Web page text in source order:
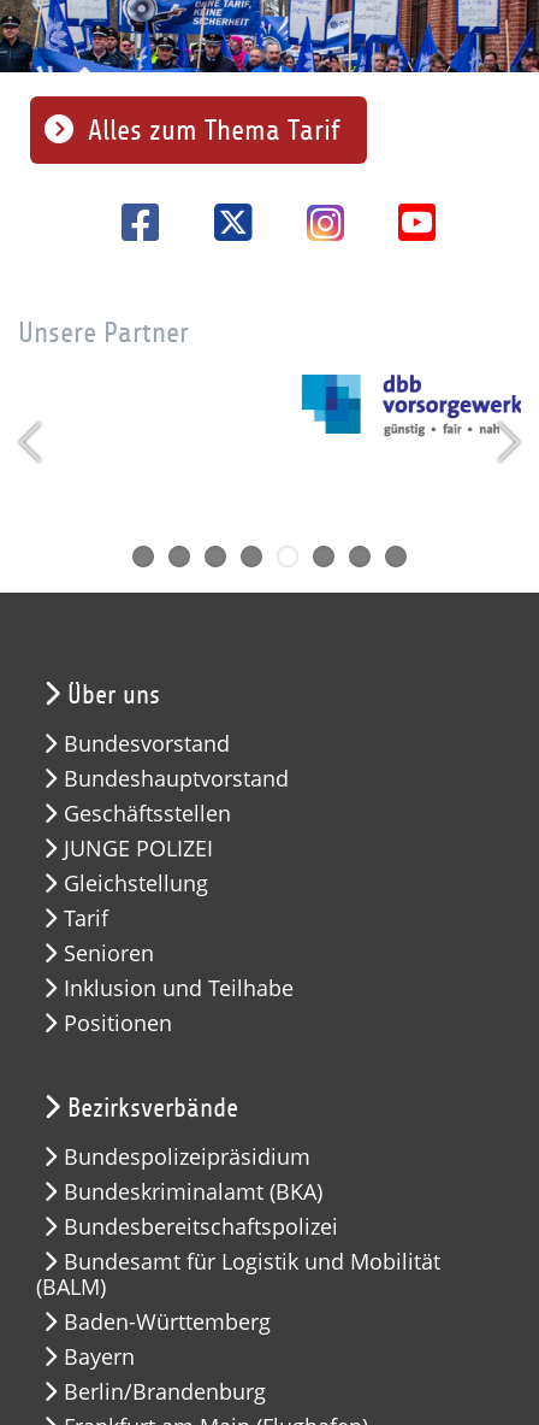
Alles zum Thema Tarif
Unsere Partner
Über uns
Bundesvorstand
Bundeshauptvorstand
Geschäftsstellen
JUNGE POLIZEI
Gleichstellung
Tarif
Senioren
Inklusion und Teilhabe
Positionen
Bezirksverbände
Bundespolizeipräsidium
Bundeskriminalamt (BKA)
Bundesbereitschaftspolizei
Bundesamt für Logistik und Mobilität
(BALM)
Baden-Württemberg
Bayern
Berlin/Brandenburg